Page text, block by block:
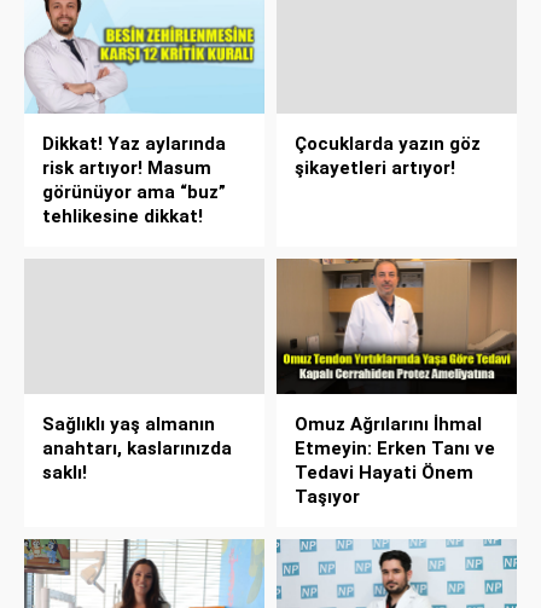
Dikkat! Yaz aylarında
risk artıyor! Masum
görünüyor ama “buz”
tehlikesine dikkat!
Çocuklarda yazın göz
şikayetleri artıyor!
Sağlıklı yaş almanın
anahtarı, kaslarınızda
saklı!
Omuz Ağrılarını İhmal
Etmeyin: Erken Tanı ve
Tedavi Hayati Önem
Taşıyor